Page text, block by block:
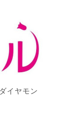
イヤモン